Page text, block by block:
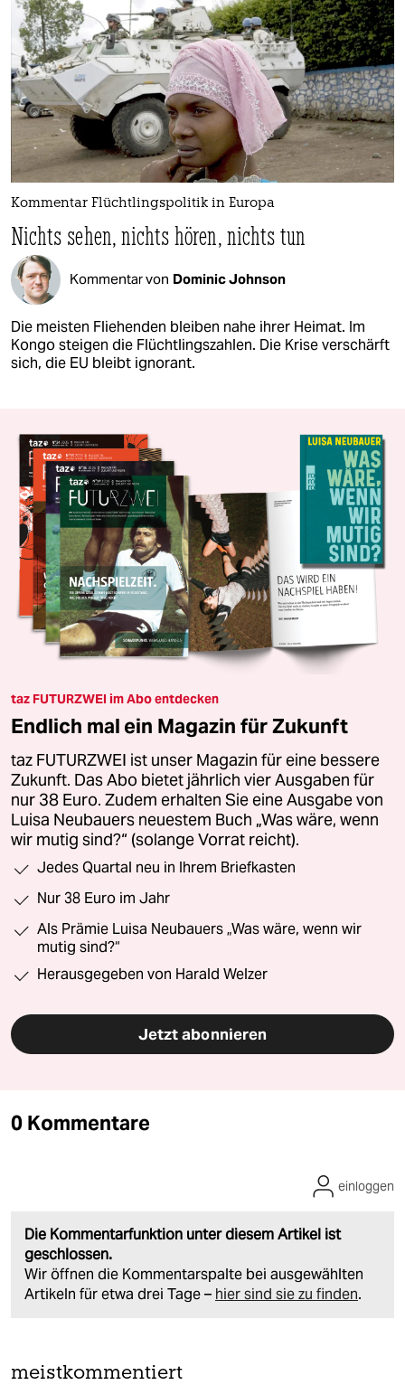
Kommentar Flüchtlingspolitik in Europa
Nichts sehen, nichts hören, nichts tun
Kommentar von Dominic Johnson
Die meisten Fliehenden bleiben nahe ihrer Heimat. Im
Kongo steigen die Flüchtlingszahlen. Die Krise verschärft
sich, die EU bleibt ignorant.
taz FUTURZWEI im Abo entdecken
Endlich mal ein Magazin für Zukunft
taz FUTURZWEI ist unser Magazin für eine bessere
Zukunft. Das Abo bietet jährlich vier Ausgaben für
nur 38 Euro. Zudem erhalten Sie eine Ausgabe von
Luisa Neubauers neuestem Buch „Was wäre, wenn
wir mutig sind?“ (solange Vorrat reicht).
Jedes Quartal neu in Ihrem Briefkasten
Nur 38 Euro im Jahr
Als Prämie Luisa Neubauers „Was wäre, wenn wir
mutig sind?“
Herausgegeben von Harald Welzer
Jetzt abonnieren
0 Kommentare
Die Kommentarfunktion unter diesem Artikel ist
geschlossen.
Wir öffnen die Kommentarspalte bei ausgewählten
Artikeln für etwa drei Tage – hier sind sie zu finden.
einloggen
meistkommentiert